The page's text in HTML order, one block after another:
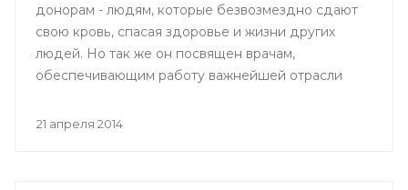
донорам - людям, которые безвозмездно сдают
свою кровь, спасая здоровье и жизни других
людей. Но так же он посвящен врачам,
обеспечивающим работу важнейшей отрасли
21 апреля 2014